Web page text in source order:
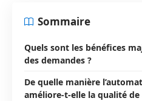
Sommaire
Quels sont les bénéfices
des demandes ?
De quelle manière
améliore-t-elle la qualité de